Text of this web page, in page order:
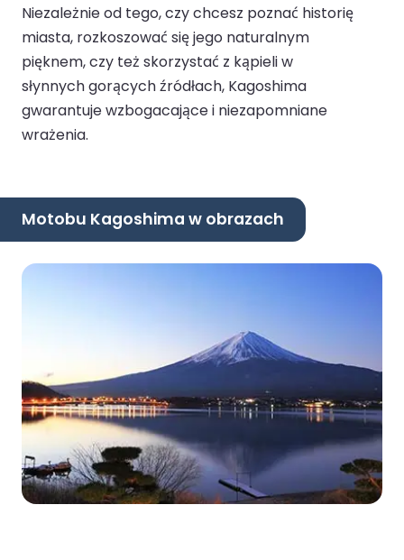
Niezależnie od tego, czy chcesz poznać historię
miasta, rozkoszować się jego naturalnym
pięknem, czy też skorzystać z kąpieli w
słynnych gorących źródłach, Kagoshima
gwarantuje wzbogacające i niezapomniane
wrażenia.
Motobu Kagoshima w obrazach